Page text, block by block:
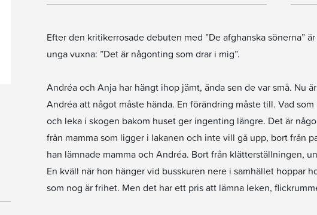
Efter den kritikerrosade debuten med ”De afghanska sönerna”
unga vuxna: ”Det är någonting som drar i mig”.
Andréa och Anja har hängt ihop jämt, ända sen de var små. Nu
Andréa att något måste hända. En förändring måste till. Vad
och leka i skogen bakom huset ger ingenting längre. Det är
från mamma som ligger i lakanen och inte vill gå upp, bort från
han lämnade mamma och Andréa. Bort från klätterställningen,
En kväll när hon hänger vid busskuren nere i samhället hoppar
som nog är frihet. Men det har ett pris att lämna leken,